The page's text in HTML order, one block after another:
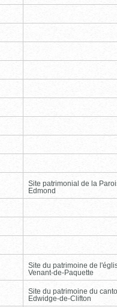
Site patrimonial de la
Edmond
Site du patrimoine de
Venant-de-Paquette
Site du patrimoine du
Edwidge-de-Clifton